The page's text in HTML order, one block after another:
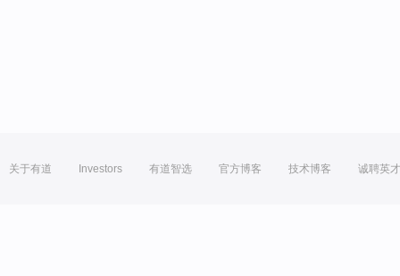
关于有道 Investors 有道智选 官方博客 技术博客 诚聘英才